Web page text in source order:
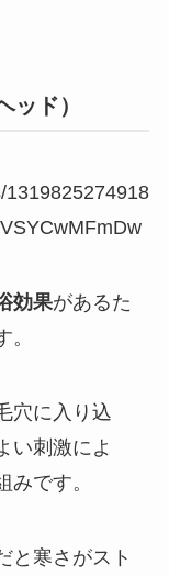
ド）
1319825274918
効果があるた
。
穴に入り込
い刺激によ
みです。
と寒さがスト